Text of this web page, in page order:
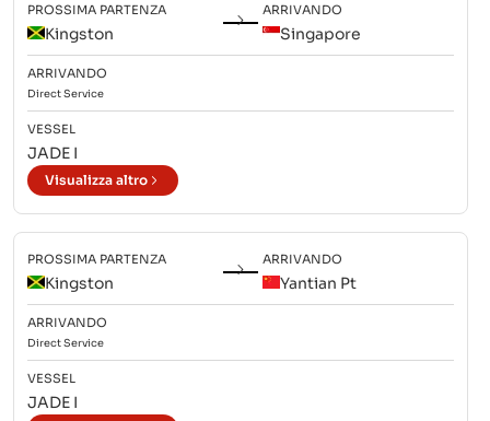
PROSSIMA PARTENZA
Kingston
ARRIVANDO
Singapore
ARRIVANDO
DirectService
VESSEL
JADE I
Visualizza altro
PROSSIMA PARTENZA
Kingston
ARRIVANDO
Yantian Pt
ARRIVANDO
DirectService
VESSEL
JADE I